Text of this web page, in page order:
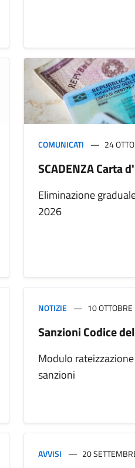
COMUNICATI 24
SCADENZA Carta
Eliminazione
2026
NOTIZIE 10
Sanzioni Codice
Modulo
sanzioni
AVVISI 20